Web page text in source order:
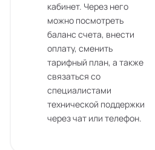
кабинет. Через него
можно посмотреть
баланс счета, внести
оплату, сменить
тарифный план, а также
связаться со
специалистами
технической поддержки
через чат или телефон.